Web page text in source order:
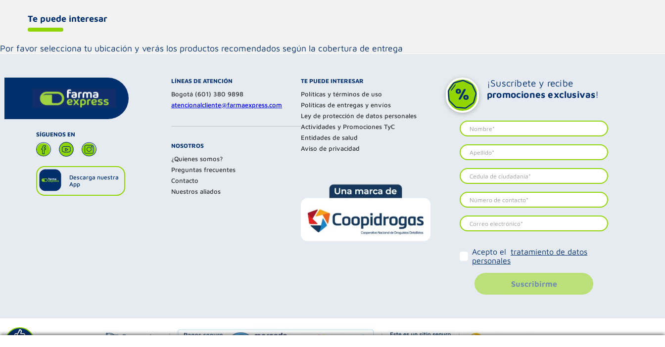
Te puede interesar
Por favor selecciona tu ubicación y verás los productos recomendados según la cobertura de entrega
SÍGUENOS EN
Descarga nuestra
App
LÍNEAS DE ATENCIÓN
Bogotá (601) 380 9898
atencionalcliente@farmaexpress.com
NOSOTROS
¿Quienes somos?
Preguntas frecuentes
Contacto
Nuestros aliados
TE PUEDE INTERESAR
Políticas y términos de uso
Políticas de entregas y envíos
Ley de protección de datos personales
Actividades y Promociones TyC
Entidades de salud
Aviso de privacidad
¡Suscríbete y recibe
promociones exclusivas!
Acepto el tratamiento de datos
personales
Suscribirme